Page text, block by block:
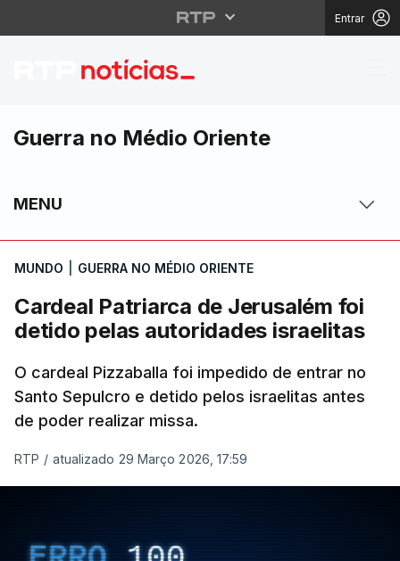
Entrar
Cardeal Patriarca de
Guerra no Médio Oriente
MENU
MUNDO GUERRA NO MÉDIO ORIENTE
Cardeal Patriarca de Jerusalém foi
detido pelas autoridades israelitas
O cardeal Pizzaballa foi impedido de entrar no
Santo Sepulcro e detido pelos israelitas antes
de poder realizar missa.
RTP / atualizado 29 Março 2026, 17:59